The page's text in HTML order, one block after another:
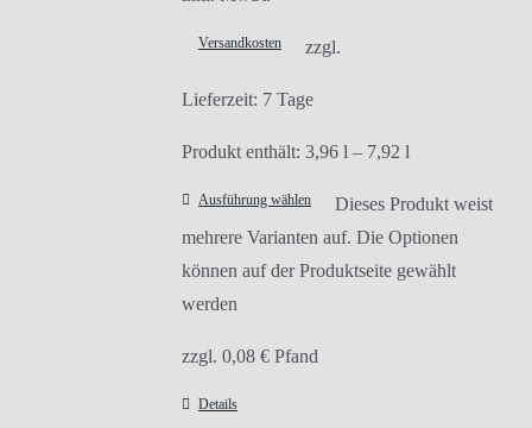
zzgl.
Versandkosten
Lieferzeit: 7 Tage
Produkt enthält: 3,96 l – 7,92 l
Ausführung wählen
Dieses Produkt weist
mehrere Varianten auf. Die Optionen
können auf der Produktseite gewählt
werden
zzgl. 0,08 € Pfand
Details